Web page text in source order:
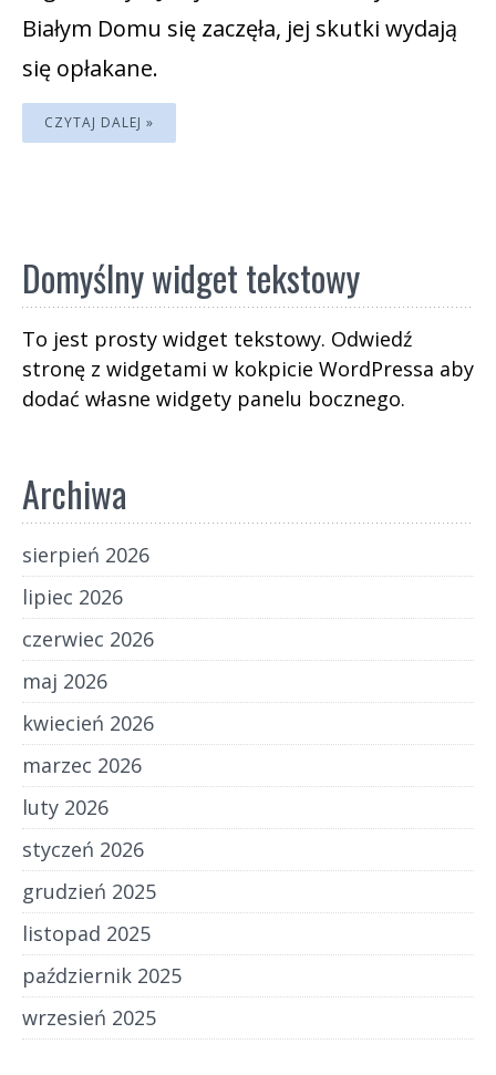
Białym Domu się zaczęła, jej skutki wydają
się opłakane.
CZYTAJ DALEJ »
Domyślny widget tekstowy
To jest prosty widget tekstowy. Odwiedź
stronę z widgetami w kokpicie WordPressa aby
dodać własne widgety panelu bocznego.
Archiwa
sierpień 2026
lipiec 2026
czerwiec 2026
maj 2026
kwiecień 2026
marzec 2026
luty 2026
styczeń 2026
grudzień 2025
listopad 2025
październik 2025
wrzesień 2025